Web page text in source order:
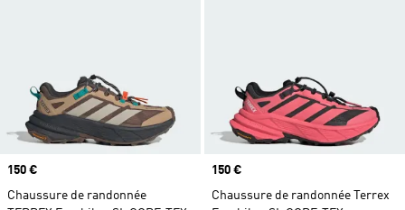
Prix
150 €
Chaussure de randonnée
Prix
150 €
Chaussure de randonnée Terrex